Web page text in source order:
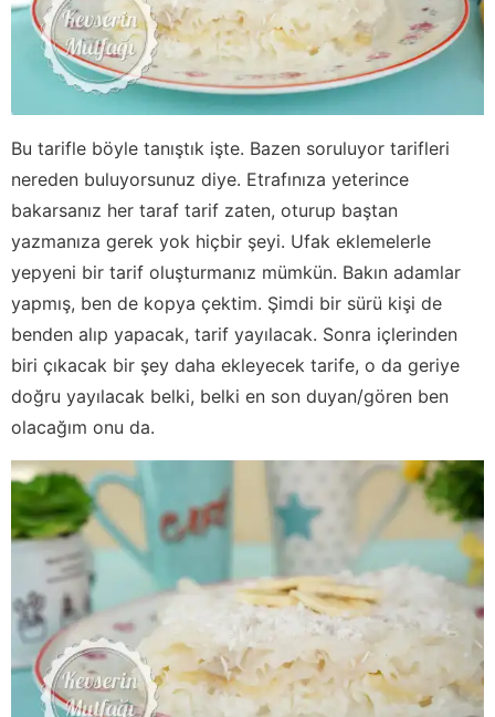
Bu tarifle böyle tanıştık işte. Bazen soruluyor tarifleri
nereden buluyorsunuz diye. Etrafınıza yeterince
bakarsanız her taraf tarif zaten, oturup baştan
yazmanıza gerek yok hiçbir şeyi. Ufak eklemelerle
yepyeni bir tarif oluşturmanız mümkün. Bakın adamlar
yapmış, ben de kopya çektim. Şimdi bir sürü kişi de
benden alıp yapacak, tarif yayılacak. Sonra içlerinden
biri çıkacak bir şey daha ekleyecek tarife, o da geriye
doğru yayılacak belki, belki en son duyan/gören ben
olacağım onu da.